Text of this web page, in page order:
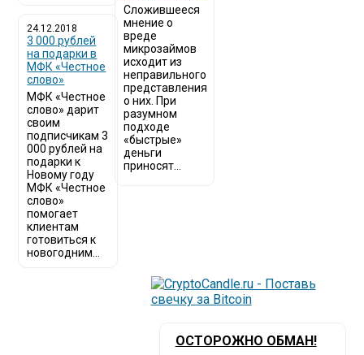
24.12.2018
3 000 рублей
на подарки в
МФК «Честное
слово»
МФК «Честное
слово» дарит
своим
подписчикам 3
000 рублей на
подарки к
Новому году
МФК «Честное
слово»
помогает
клиентам
готовиться к
новогодним...
Сложившееся
мнение о
вреде
микрозаймов
исходит из
неправильного
представления
о них. При
разумном
подходе
«быстрые»
деньги
приносят...
ОСТОРОЖНО ОБМАН!